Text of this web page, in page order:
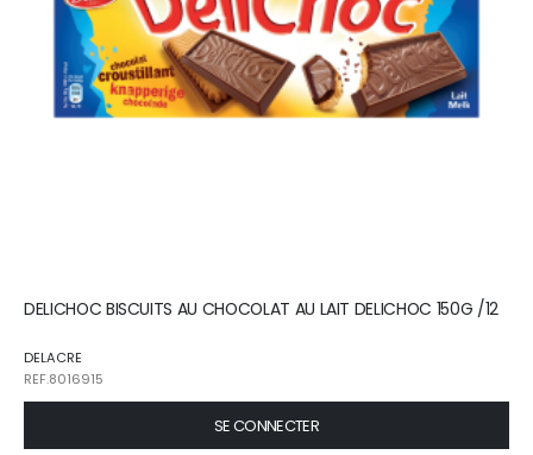
DELICHOC BISCUITS AU CHOCOLAT AU LAIT DELICHOC 150G /12
DELACRE
REF.8016915
SE CONNECTER